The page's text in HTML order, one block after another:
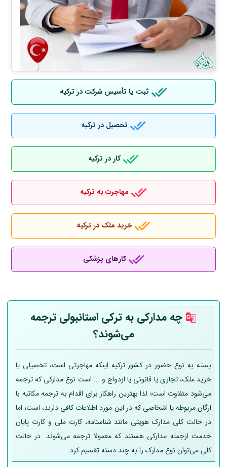
ثبت یا تأسیس شرکت در ترکیه
تحصیل در ترکیه
کار در ترکیه
مهاجرت به ترکیه
خرید ملک در ترکیه
کارهای پزشکی
چه مدارکی به ترکی استانبولی ترجمه
می‌شوند؟
بسته به نوع حضور در کشور ترکیه اینکه مهاجرتی است، تحصیلی یا
خرید ملک، تجاری یا قانونی یا ازدواج و ... است نوع مدارکی که ترجمه
می‌شود متفاوت است؛ لذا بهترین راهکار برای اقدام به ترجمه مکاتبه با
ارگان مربوطه یا اشخاصی که در این مورد اطلاعات کافی دارند، است؛ اما
در حالت کلی مدارک هویتی مانند شناسنامه، کارت ملی و کارت پایان
خدمت ازجمله مدارکی هستند که معمولا ترجمه می‌شوند. در حالت
کلی می‌توان نوع مدارک را به چند دسته تقسیم کرد.